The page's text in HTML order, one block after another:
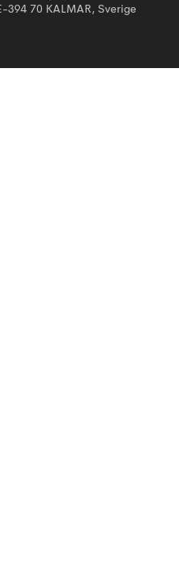
394 70 KALMAR, Sverige